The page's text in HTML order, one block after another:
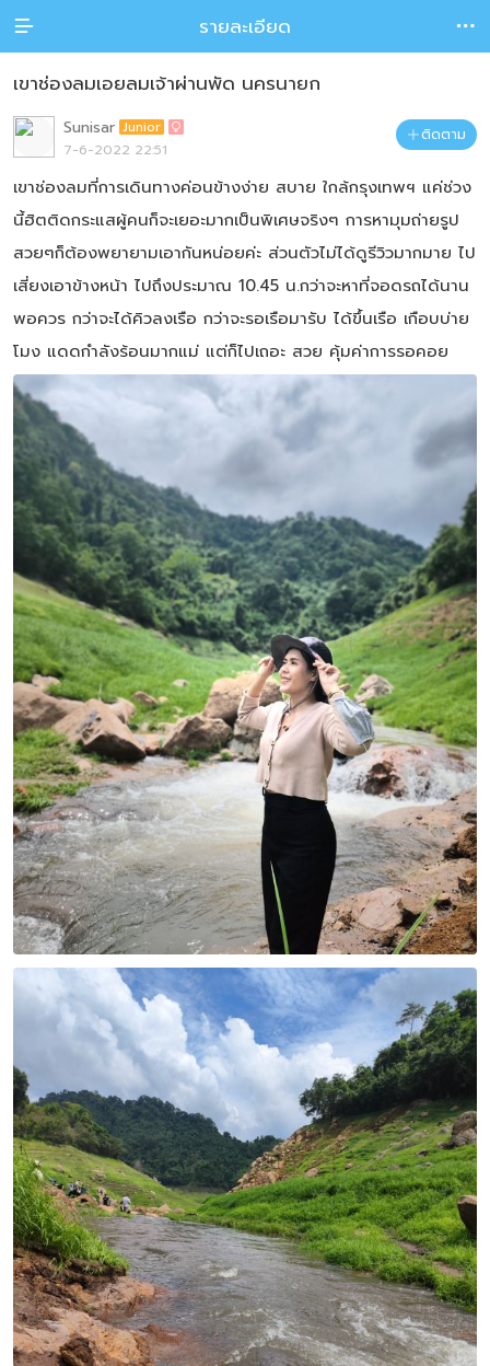
 รายละเอียด 
เขาช่องลมเอยลมเจ้าผ่านพัด นครนายก
ติดตาม
Sunisar Junior 
7-6-2022 22:51
เขาช่องลมที่การเดินทางค่อนข้างง่าย สบาย ใกล้กรุงเทพฯ แค่ช่วง
นี้ฮิตติดกระแสผู้คนก็จะเยอะมากเป็นพิเศษจริงๆ การหามุมถ่ายรูป
สวยๆก็ต้องพยายามเอากันหน่อยค่ะ ส่วนตัวไม่ได้ดูรีวิวมากมาย ไป
เสี่ยงเอาข้างหน้า ไปถึงประมาณ 10.45 น.กว่าจะหาที่จอดรถได้นาน
พอควร กว่าจะได้คิวลงเรือ กว่าจะรอเรือมารับ ได้ขึ้นเรือ เกือบบ่าย
โมง แดดกำลังร้อนมากแม่ แต่ก็ไปเถอะ สวย คุ้มค่าการรอคอย